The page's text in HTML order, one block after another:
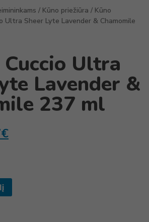
/ Kūno priežiūra / Kūno
Ultra Sheer Lyte Lavender & Chamomile
Cuccio Ultra
Lavender &
237 ml
€